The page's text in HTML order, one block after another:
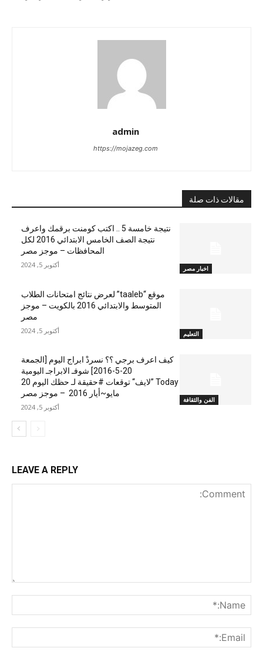
admin
https://mojazeg.com
مقالات ذات صلة
اخبار مصر
نتيجة خامسة 5 .. اكتب كومنت برقمك واعرف
نتيجة الصف الخامس الابتدائي 2016 لكل
المحافظات – موجز مصر
أكتوبر 5, 2024
التعليم
موقع “taaleb” لعرض نتائج امتحانات الطلاب
المتوسط والابتدائي 2016 بالكويت – موجز
مصر
أكتوبر 5, 2024
الفن والثقافة
كيف اعرف برجي ؟؟ نسردْ ابراج اليوم [الجمعة
20-5-2016] شوفـ الابراجـ اليومية
Today ”لايف“ توقعات #حقيقة لـ حظك اليوم 20
مايو~أيار 2016 – موجز مصر
أكتوبر 5, 2024
LEAVE A REPLY